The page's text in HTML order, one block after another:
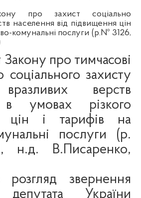
про захист соціально
населення від підвищення цін
комунальні послуги (р.№ 3126,
про тимчасові
захисту
верств
в умовах різкого
цін і тарифів на
послуги (р.
н.д. В.Писаренко,
розгляд звернення
депутата України